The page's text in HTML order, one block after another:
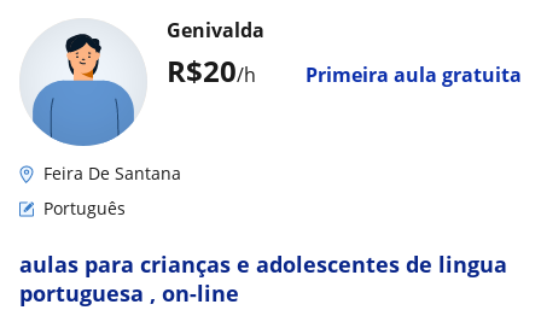
R$20/h Primeira aula gratuita
Genivalda
Feira De Santana
Português
aulas para crianças e adolescentes de lingua
portuguesa , on-line